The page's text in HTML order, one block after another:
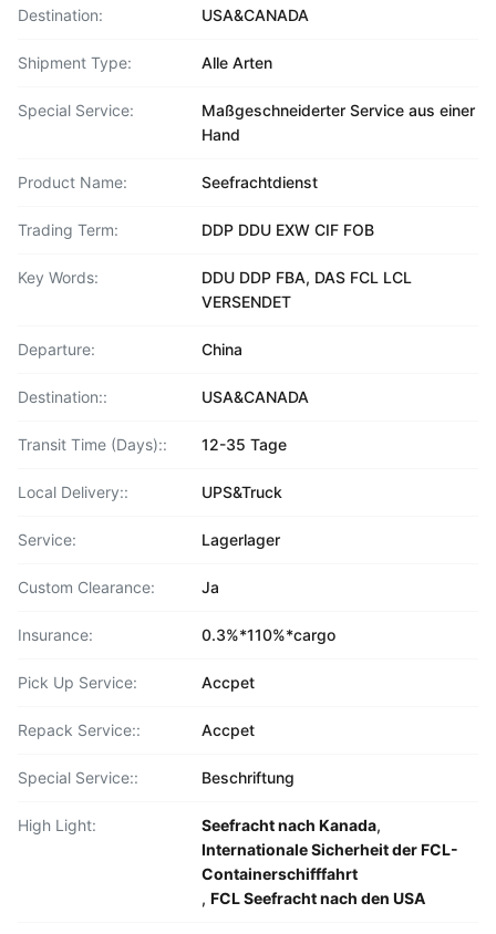
Destination: USA&CANADA
Shipment Type: Alle Arten
Special Service:
Maßgeschneiderter Service aus einer
Hand
Product Name: Seefrachtdienst
Trading Term: DDP DDU EXW CIF FOB
Key Words:
DDU DDP FBA, DAS FCL LCL
VERSENDET
Departure: China
Destination:: USA&CANADA
Transit Time (Days):: 12-35 Tage
Local Delivery:: UPS&Truck
Service: Lagerlager
Custom Clearance: Ja
Insurance: 0.3%*110%*cargo
Pick Up Service: Accpet
Repack Service:: Accpet
Special Service:: Beschriftung
High Light: Seefracht nach Kanada,
Internationale Sicherheit der FCL-
Containerschifffahrt
, FCL Seefracht nach den USA